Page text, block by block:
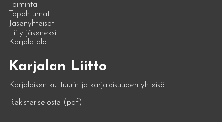
Toiminta
Tapahtumat
Jäsenyhteisöt
Liity jäseneksi
Karjalatalo
Karjalan Liitto
Karjalaisen kulttuurin ja karjalaisuuden yhteisö
Rekisteriseloste (pdf)